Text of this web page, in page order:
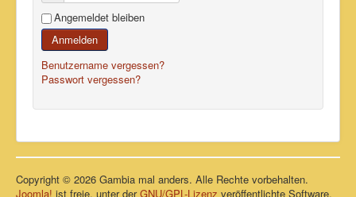
Angemeldet bleiben
Anmelden
Benutzername vergessen?
Passwort vergessen?
Copyright © 2026 Gambia mal anders. Alle Rechte vorbehalten.
Joomla! ist freie, unter derGNU/GPL-Lizenz veröffentlichte Software.